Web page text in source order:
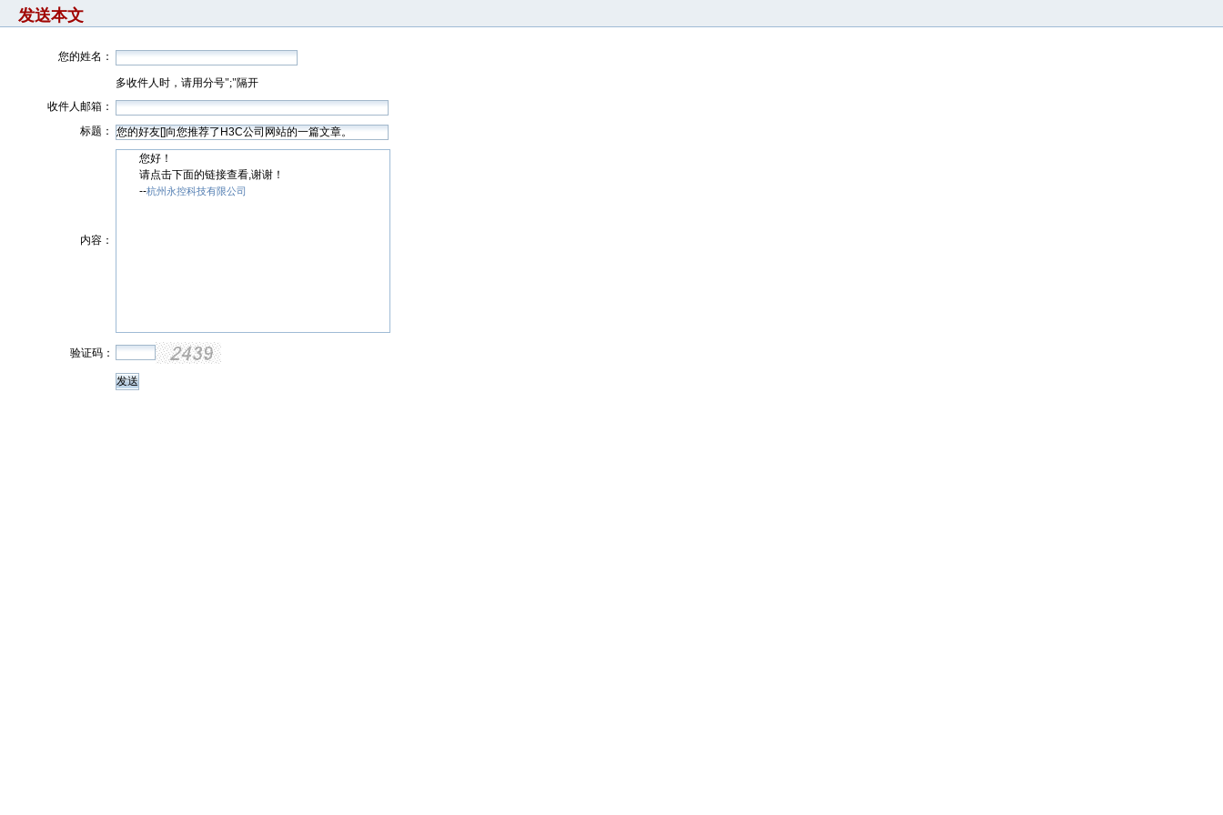
发送本文
您的姓名：
多收件人时，请用分号";"隔开
收件人邮箱：
标题：
内容：
您好！
请点击下面的链接查看,谢谢！
--杭州永控科技有限公司
验证码：